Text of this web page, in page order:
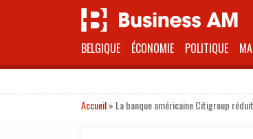
BELGIQUE ÉCONOMIE POLITIQUE
Accueil» La banque américaine Citigroup